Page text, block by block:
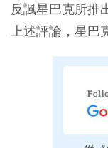
反諷星巴克所推
上述評論，星巴